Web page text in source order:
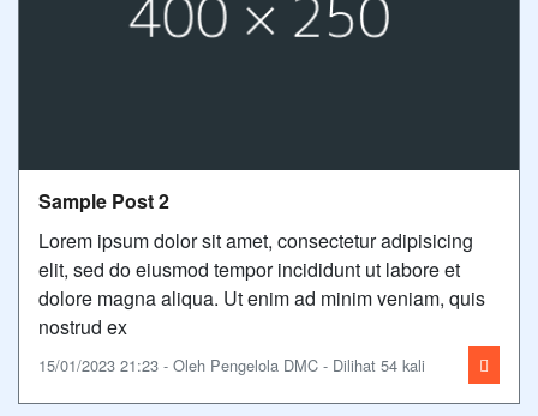
Sample Post 2
Lorem ipsum dolor sit amet, consectetur adipisicing
elit, sed do eiusmod tempor incididunt ut labore et
dolore magna aliqua. Ut enim ad minim veniam, quis
nostrud ex
15/01/2023 21:23 - Oleh Pengelola DMC - Dilihat 54 kali